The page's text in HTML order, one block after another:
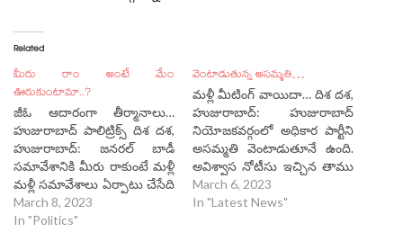
Related
మీరు రాం అంటే మేం
ఊరుకుంటామా..?
జీఓ ఆదారంగా తీర్మానాలు…
హుజురాబాద్ పాలిట్రిక్స్ దిశ దశ,
హుజురాబాద్: జనరల్ బాడీ
సమావేశానికి మీరు రాకుంటే మళ్లీ
మళ్లీ సమావేశాలు ఏర్పాటు చేసేది
లేదు. రాష్ట్ర ప్రభుత్వం ఇచ్చిన
విశేష అధికారాలను
March 8, 2023
In "Politics"
వెంటాడుతున్న అసమ్మతి…
మళ్లీ మీటింగ్ వాయిదా… దిశ దశ,
హుజురాబాద్: హుజురాబాద్
నియోజకవర్గంలో అధికార పార్టీని
అసమ్మతి వెంటాడుతూనే ఉంది.
అవిశ్వాస నోటీసు ఇచ్చిన తాము
మునిసిపల్ సమావేశానికి వచ్చేదే
లేదని కౌన్సిలర్లు స్పష్టం
March 6, 2023
In "Latest News"